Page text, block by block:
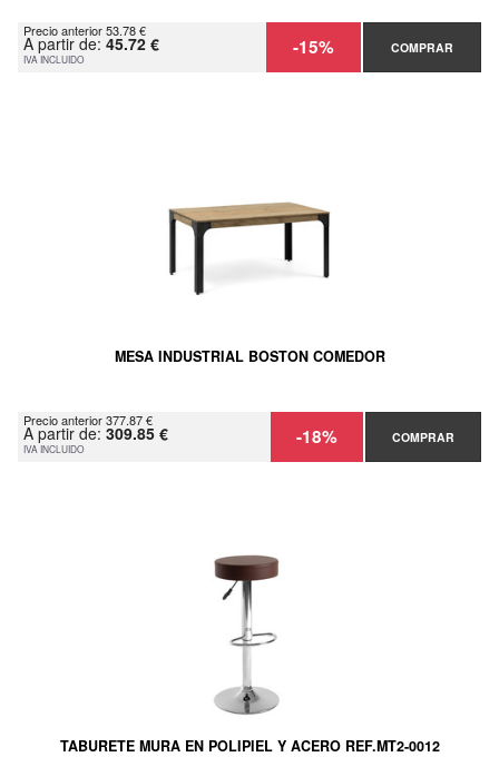
Precio anterior 53.78 €
A partir de: 45.72 €
IVA INCLUIDO -15% COMPRAR
MESA INDUSTRIAL BOSTON COMEDOR
Precio anterior 377.87 €
A partir de: 309.85 €
IVA INCLUIDO -18% COMPRAR
TABURETE MURA EN POLIPIEL Y ACERO REF.MT2-0012